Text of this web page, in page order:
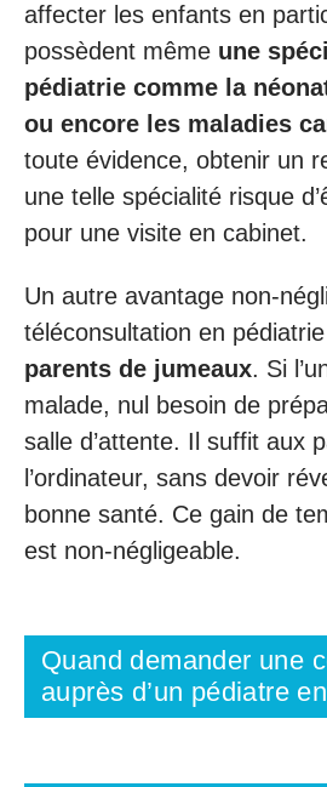
affecter les enfants en
possèdent même une
pédiatrie comme la
ou encore les maladies
toute évidence, obtenir un
une telle spécialité risque
pour une visite en cabinet.
Un autre avantage non-
téléconsultation en
parents de jumeaux. Si
malade, nul besoin de
salle d’attente. Il suffit aux
l’ordinateur, sans devoir
bonne santé. Ce gain de
est non-négligeable.
Quand demander une
auprès d’un pédiatre